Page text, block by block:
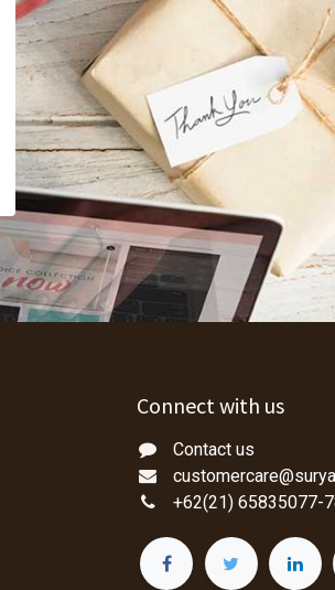
Connect with us
Contact us
+62(21) 65835077-